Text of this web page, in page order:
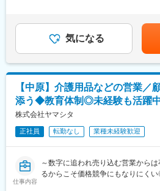
（2）リーダー職 配送・アドバイ
定の調整や、新人メンバーの育成
（3）営業職 ケアマネジャーへの
介いただき、福祉用具の選定
■就業環境
月に1～3回土日祝出勤があります
います。チーム体制で仕事をする
ることはありません。
「サービスの質の高さ」の重要性
来サービスの質を徹底追及し、発
＼逆算思考・行動が活きる／
難しく考えなくてOK！「月次目標
介護用品等の提供を行うケアマネ
て、課題解決のための提案をお任せ
ケアマネや実際に介護用品を使用す
を構築していただき、顧客も気づい
ただきます。
生成AIを活用することで、営業活動
現。データに基づく再現性の高い
ケア→予防にシフトした提案など競
ています。
万（月給36万＋賞与＋諸手当）・
万＋賞与＋諸手当）賃金はあくま
通じて上下する可能性があります
表記です。
気になる
【中原】介護用品などの営業／
添う◆教育体制◎未経験も活躍
株式会社ヤマシタ
正社員 転勤なし 業種未経験歓迎
仕事内容
～数字に追われ売り込む営業から
るからこそ価格競争にもなりにく